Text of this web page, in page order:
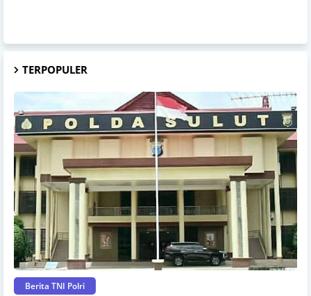
TERPOPULER
Berita TNI Polri